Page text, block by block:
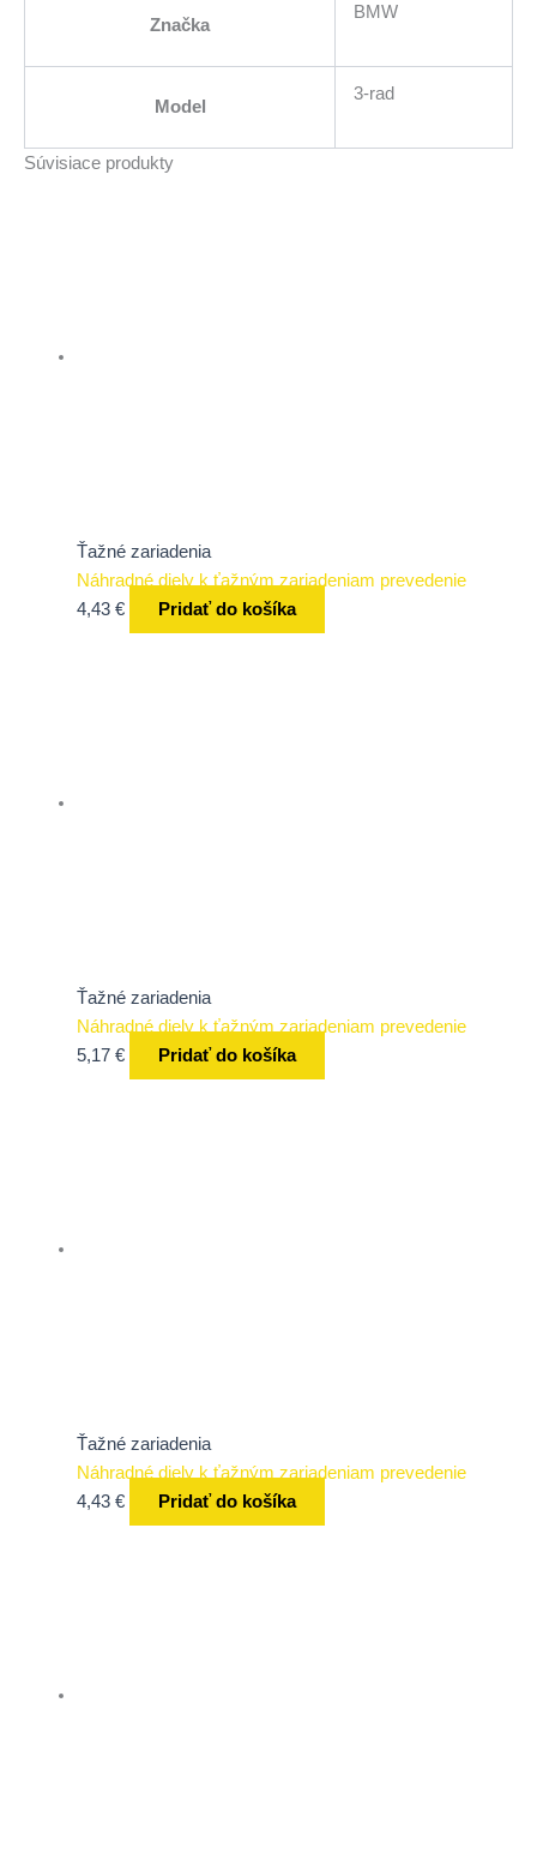
Značka
BMW
Model
3-rad
Súvisiace produkty
Ťažné zariadenia
Náhradné diely k ťažným zariadeniam prevedenie
4,43 € Pridať do košíka
Ťažné zariadenia
Náhradné diely k ťažným zariadeniam prevedenie
5,17 € Pridať do košíka
Ťažné zariadenia
Náhradné diely k ťažným zariadeniam prevedenie
4,43 € Pridať do košíka